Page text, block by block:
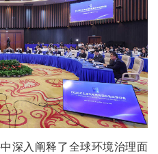
深入阐释了全球环境治理面